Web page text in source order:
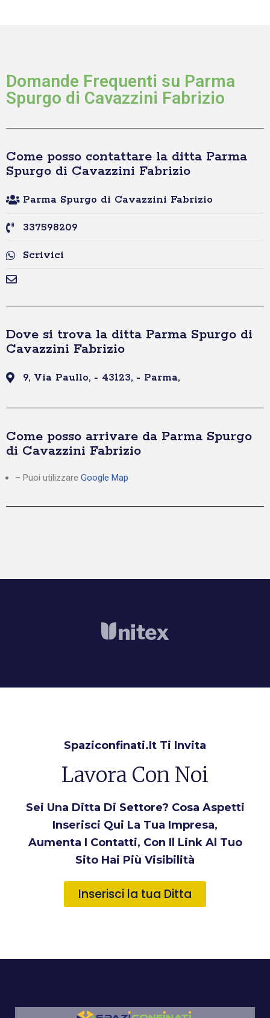
Domande Frequenti su Parma
Spurgo di Cavazzini Fabrizio
Come posso contattare la ditta Parma
Spurgo di Cavazzini Fabrizio
Parma Spurgo di Cavazzini Fabrizio
337598209
Scrivici
Dove si trova la ditta Parma Spurgo di
Cavazzini Fabrizio
9, Via Paullo, - 43123, - Parma,
Come posso arrivare da Parma Spurgo
di Cavazzini Fabrizio
– Puoi utilizzare Google Map
Spaziconfinati.it Ti Invita
Lavora Con Noi
Sei Una Ditta Di Settore? Cosa Aspetti
Inserisci Qui La Tua Impresa,
Aumenta I Contatti, Con Il Link Al Tuo
Sito Hai Più Visibilità
Inserisci la tua Ditta